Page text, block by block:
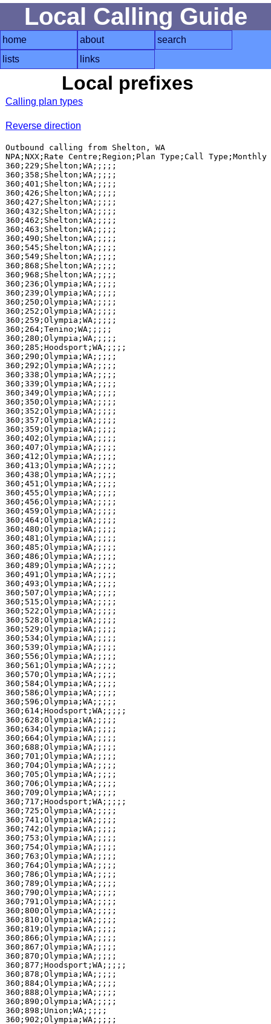
Local Calling Guide
home about
search
lists
links
Local prefixes
Calling plan types
Reverse direction
Outbound calling from Shelton, WA
NPA;NXX;Rate Centre;Region;Plan Type;Call
360;229;Shelton;WA;;;;;
360;358;Shelton;WA;;;;;
360;401;Shelton;WA;;;;;
360;426;Shelton;WA;;;;;
360;427;Shelton;WA;;;;;
360;432;Shelton;WA;;;;;
360;462;Shelton;WA;;;;;
360;463;Shelton;WA;;;;;
360;490;Shelton;WA;;;;;
360;545;Shelton;WA;;;;;
360;549;Shelton;WA;;;;;
360;868;Shelton;WA;;;;;
360;968;Shelton;WA;;;;;
360;236;Olympia;WA;;;;;
360;239;Olympia;WA;;;;;
360;250;Olympia;WA;;;;;
360;252;Olympia;WA;;;;;
360;259;Olympia;WA;;;;;
360;264;Tenino;WA;;;;;
360;280;Olympia;WA;;;;;
360;285;Hoodsport;WA;;;;;
360;290;Olympia;WA;;;;;
360;292;Olympia;WA;;;;;
360;338;Olympia;WA;;;;;
360;339;Olympia;WA;;;;;
360;349;Olympia;WA;;;;;
360;350;Olympia;WA;;;;;
360;352;Olympia;WA;;;;;
360;357;Olympia;WA;;;;;
360;359;Olympia;WA;;;;;
360;402;Olympia;WA;;;;;
360;407;Olympia;WA;;;;;
360;412;Olympia;WA;;;;;
360;413;Olympia;WA;;;;;
360;438;Olympia;WA;;;;;
360;451;Olympia;WA;;;;;
360;455;Olympia;WA;;;;;
360;456;Olympia;WA;;;;;
360;459;Olympia;WA;;;;;
360;464;Olympia;WA;;;;;
360;480;Olympia;WA;;;;;
360;481;Olympia;WA;;;;;
360;485;Olympia;WA;;;;;
360;486;Olympia;WA;;;;;
360;489;Olympia;WA;;;;;
360;491;Olympia;WA;;;;;
360;493;Olympia;WA;;;;;
360;507;Olympia;WA;;;;;
360;515;Olympia;WA;;;;;
360;522;Olympia;WA;;;;;
360;528;Olympia;WA;;;;;
360;529;Olympia;WA;;;;;
360;534;Olympia;WA;;;;;
360;539;Olympia;WA;;;;;
360;556;Olympia;WA;;;;;
360;561;Olympia;WA;;;;;
360;570;Olympia;WA;;;;;
360;584;Olympia;WA;;;;;
360;586;Olympia;WA;;;;;
360;596;Olympia;WA;;;;;
360;614;Hoodsport;WA;;;;;
360;628;Olympia;WA;;;;;
360;634;Olympia;WA;;;;;
360;664;Olympia;WA;;;;;
360;688;Olympia;WA;;;;;
360;701;Olympia;WA;;;;;
360;704;Olympia;WA;;;;;
360;705;Olympia;WA;;;;;
360;706;Olympia;WA;;;;;
360;709;Olympia;WA;;;;;
360;717;Hoodsport;WA;;;;;
360;725;Olympia;WA;;;;;
360;741;Olympia;WA;;;;;
360;742;Olympia;WA;;;;;
360;753;Olympia;WA;;;;;
360;754;Olympia;WA;;;;;
360;763;Olympia;WA;;;;;
360;764;Olympia;WA;;;;;
360;786;Olympia;WA;;;;;
360;789;Olympia;WA;;;;;
360;790;Olympia;WA;;;;;
360;791;Olympia;WA;;;;;
360;800;Olympia;WA;;;;;
360;810;Olympia;WA;;;;;
360;819;Olympia;WA;;;;;
360;866;Olympia;WA;;;;;
360;867;Olympia;WA;;;;;
360;870;Olympia;WA;;;;;
360;877;Hoodsport;WA;;;;;
360;878;Olympia;WA;;;;;
360;884;Olympia;WA;;;;;
360;888;Olympia;WA;;;;;
360;890;Olympia;WA;;;;;
360;898;Union;WA;;;;;
360;902;Olympia;WA;;;;;